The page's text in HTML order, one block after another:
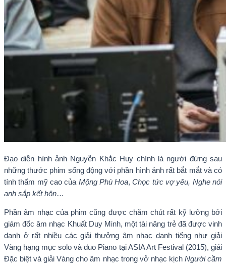
Đạo diễn hình ảnh Nguyễn Khắc Huy chính là người đứng sau
những thước phim sống động với phần hình ảnh rất bắt mắt và có
tính thẩm mỹ cao của Mộng Phù Hoa,Chọc tức vợ yêu, Nghe nói
anh sắp kết hôn…
Phần âm nhạc của phim cũng được chăm chút rất kỹ lưỡng bởi
giám đốc âm nhạc Khuất Duy Minh, một tài năng trẻ đã được vinh
danh ở rất nhiều các giải thưởng âm nhạc danh tiếng như giải
Vàng hạng mục solo và duo Piano tại ASIA Art Festival (2015), giải
Đặc biệt và giải Vàng cho âm nhạc trong vở nhạc kịch Người cầm